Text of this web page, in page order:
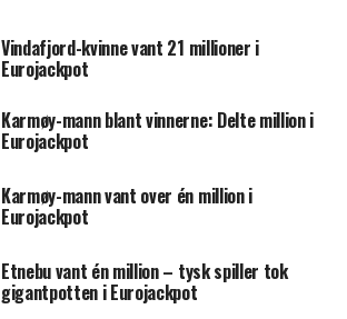
Vindafjord-kvinne vant 21 millioner i
Eurojackpot
Karmøy-mann blant vinnerne: Delte million i
Eurojackpot
Karmøy-mann vant over én million i
Eurojackpot
Etnebu vant én million – tysk spiller tok
gigantpotten i Eurojackpot